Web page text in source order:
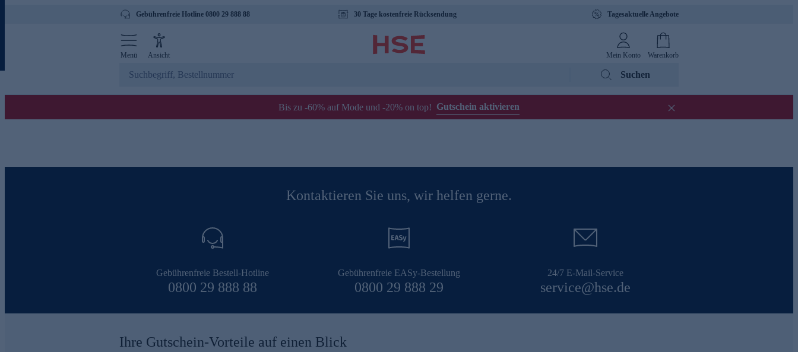
Gebührenfreie Hotline 0800 29 888 88 30 Tage kostenfreie Rücksendung Tagesaktuelle Angebote
Menü Ansicht Mein Konto Warenkorb
Suchen
Bis zu -60% auf Mode und -20% on top! Gutschein aktivieren
Kontaktieren Sie uns, wir helfen gerne.
Gebührenfreie Bestell-Hotline
0800 29 888 88
Gebührenfreie EASy-Bestellung
0800 29 888 29
24/7 E-Mail-Service
service@hse.de
Ihre Gutschein-Vorteile auf einen Blick